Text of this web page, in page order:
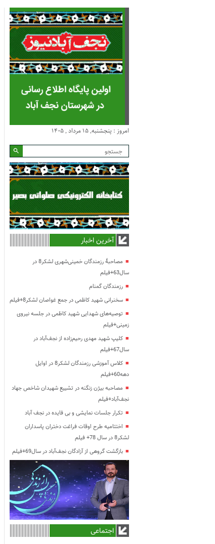
امروز : پنجشنبه, ۱۵ مرداد , ۱۴۰۵
آخرین اخبار
مصاحبۀ رزمندگان خمینی‌شهری لشکر8 در
سال63+فیلم
رزمندگان گمنام
سخنرانی شهید کاظمی در جمع غواصان لشکر8+فیلم
توصیه‌های شهدایی شهید کاظمی در جلسه نیروی
زمینی+فیلم
کلیپ شهید مهدی رحیم‌زاده از نجف‌آباد در
سال67+فیلم
کلاس آموزشی رزمندگان لشکر8 در اوایل
دهه60+فیلم
مصاحبه بیژن زنگنه در تشییع شهیدان شاخص جهاد
نجف‌آباد+فیلم
تکرار جلسات نمایشی و بی فایده در نجف آباد
اختتامیه طرح اوقات فراغت دختران پاسداران
لشکر8 در سال 78+ فیلم
بازگشت گروهی از آزادگان نجف‌آباد در سال69+فیلم
اجتماعی